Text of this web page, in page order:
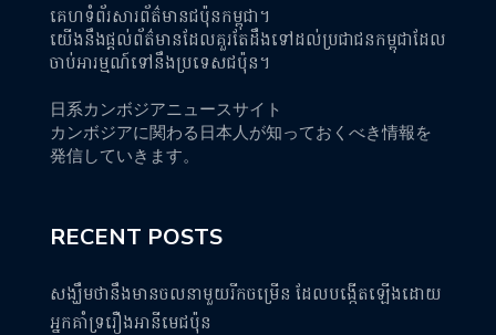
គេហទំព័រសារព័ត៌មានជប៉ុនកម្ពុជា។
យើងនឹងផ្តល់ព័ត៌មានដែលគួរតែដឹងទៅដល់ប្រជាជនកម្ពុជាដែល
ចាប់អារម្មណ៍ទៅនឹងប្រទេសជប៉ុន។
日系カンボジアニュースサイト
カンボジアに関わる日本人が知っておくべき情報を
発信していきます。
RECENT POSTS
សង្ឃឹមថានឹងមានចលនាមួយរីកចម្រើន ដែលបង្កើតឡើងដោយ
អ្នកគាំទ្ររឿងអានីមេជប៉ុន